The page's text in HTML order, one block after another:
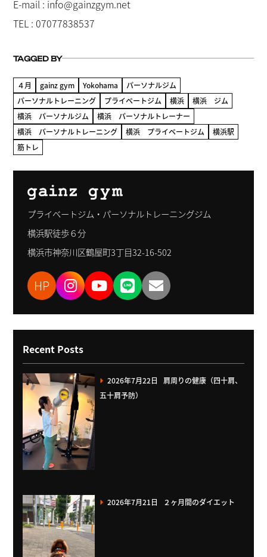
E-mail : info@gainzgym.net
TEL : 07077838537
TAGGED BY
４月 gainz gym Yokohama
パーソナルジム
パーソナルトレーニング
プライベートジム 横浜
横浜 ジム
横浜 パーソナルジム
横浜 パーソナルトレーナー
横浜 パーソナルトレーニング
横浜 プライベートジム
横浜駅
筋トレ
プライベートジム・パーソナルトレーニングジム
横浜駅徒歩６分
横浜市神奈川区鶴屋町3丁目32-16-502
HP
Recent Posts
2026年7月22日
肩周りの健康（四十肩、
五十肩予防）
2026年7月21日 ２ヶ月間のダイエット